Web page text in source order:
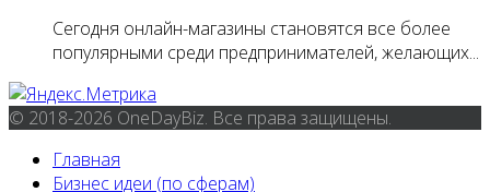
Сегодня онлайн-магазины становятся все более
популярными среди предпринимателей, желающих...
© 2018-2026 OneDayBiz. Все права защищены.
Главная
Бизнес идеи (по сферам)